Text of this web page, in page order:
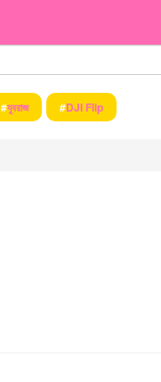
#যুবরাজ #DJI Flip